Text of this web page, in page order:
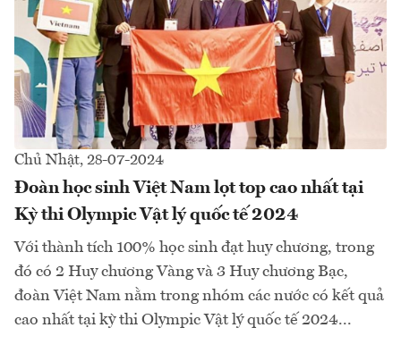
Chủ Nhật, 28-07-2024
Đoàn học sinh Việt Nam lọt top cao nhất tại
Kỳ thi Olympic Vật lý quốc tế 2024
Với thành tích 100% học sinh đạt huy chương, trong
đó có 2 Huy chương Vàng và 3 Huy chương Bạc,
đoàn Việt Nam nằm trong nhóm các nước có kết quả
cao nhất tại kỳ thi Olympic Vật lý quốc tế 2024...